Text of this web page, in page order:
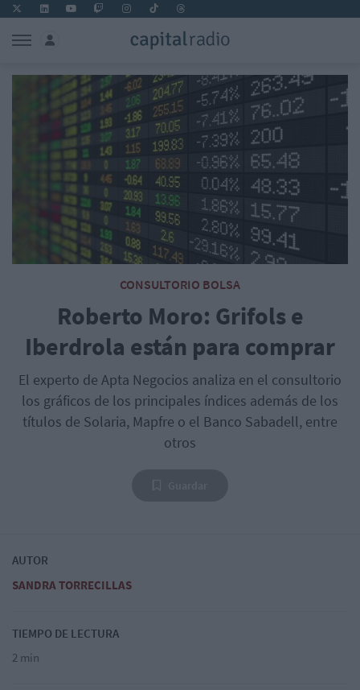
CONSULTORIO BOLSA
Roberto Moro: Grifols e
Iberdrola están para comprar
El experto de Apta Negocios analiza en el consultorio
los gráficos de los principales índices además de los
títulos de Solaria, Mapfre o el Banco Sabadell, entre
otros
AUTOR
SANDRA TORRECILLAS
TIEMPO DE LECTURA
2 min